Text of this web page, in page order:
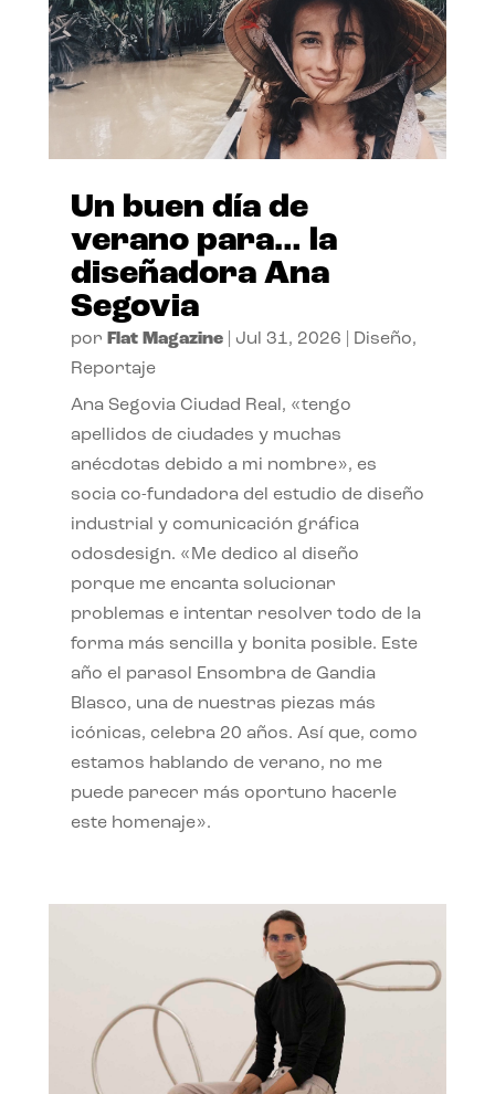
Un buen día de
verano para… la
diseñadora Ana
Segovia
por Flat Magazine| Jul 31, 2026 Diseño,
Reportaje
Ana Segovia Ciudad Real, «tengo
apellidos de ciudades y muchas
anécdotas debido a mi nombre», es
socia co-fundadora del estudio de diseño
industrial y comunicación gráfica
odosdesign. «Me dedico al diseño
porque me encanta solucionar
problemas e intentar resolver todo de la
forma más sencilla y bonita posible. Este
año el parasol Ensombra de Gandia
Blasco, una de nuestras piezas más
icónicas, celebra 20 años. Así que, como
estamos hablando de verano, no me
puede parecer más oportuno hacerle
este homenaje».